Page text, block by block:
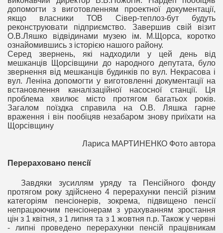
допомогти з виготовленням проектної документації,
якщо власники ТОВ Сівер-теплоз-бут будуть
реконструювати підприємство. Завершив свій візит
О.В.Ляшко відвідинами музею ім. М.Щорса, коротко
ознайомившись з історією нашого району.
Серед звернень, які надходили у цей день від
мешканців Щорсівщини до народного депутата, було
звернення від мешканців будинків по вул. Некрасова і
вул. Леніна допомогти у виготовленні документації на
встановлення каналізаційної насосної станції. Ця
проблема хвилює місто протягом багатьох років.
Загалом поїздка справила на О.В. Ляшка гарне
враження і він пообіцяв незабаром знову приїхати на
Щорсівщину
Лариса МАРТИНЕНКО Фото автора
Перераховано пенсії
Завдяки зусиллям уряду та Пенсійного фонду
протягом року здійснено 4 перерахунки пенсій різним
категоріям пенсіонерів, зокрема, підвищено пенсії
непрацюючим пенсіонерам з урахуванням зростання
цін з 1 квітня, з 1 липня та з 1 жовтня п.р. Також у червні
- липні проведено перерахунки пенсій працівникам